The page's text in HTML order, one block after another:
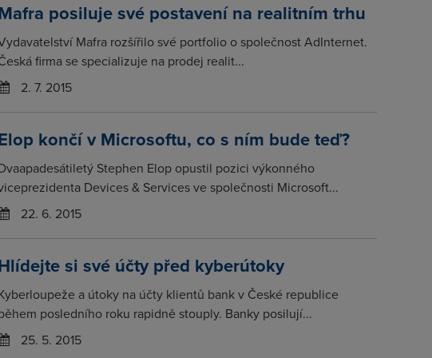
posiluje své postavení na realitním trhu
Mafra rozšířilo své portfolio o společnost AdInternet.
firma se specializuje na prodej realit...
2. 7. 2015
končí v Microsoftu, co s ním bude teď?
Stephen Elop opustil pozici výkonného
Devices & Services ve společnosti Microsoft...
22. 6. 2015
si své účty před kyberútoky
a útoky na účty klientů bank v České republice
posledního roku rapidně stouply. Banky posilují...
25. 5. 2015